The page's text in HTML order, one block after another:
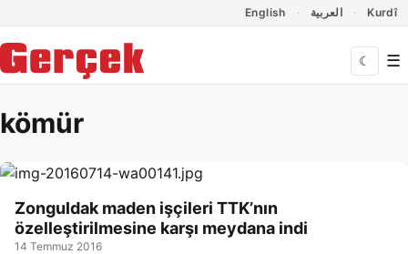
English العربية Kurdî
☾ ☰
kömür
Zonguldak maden işçileri TTK’nın
özelleştirilmesine karşı meydana indi
14 Temmuz 2016